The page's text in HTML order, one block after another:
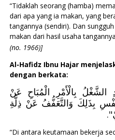
“Tidaklah seorang (hamba)
dari apa yang ia makan, yang
tangannya (sendiri). Dan
makan dari hasil usaha
(no. 1966)]
Al-Hafidz Ibnu Hajar
dengan berkata:
بِالْأَمْرِ الْمُبَاحِ عَنْ
بِذَلِكَ وَالتَّعَفُّفُ عَنْ ذِلَّةِ
“Di antara keutamaan bekerja